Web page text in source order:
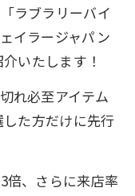
ラブラリーバイ
イラージャパン
いたします！
れ必至アイテム
した方だけに先行
倍、さらに来店率